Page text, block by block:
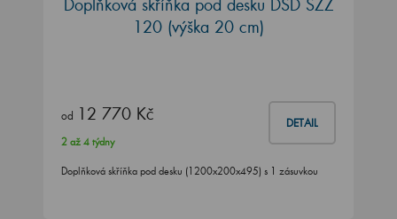
Doplňková skříňka pod desku DSD SZZ
120 (výška 20 cm)
od 12 770 Kč DETAIL
2 až 4 týdny
Doplňková skříňka pod desku (1200x200x495) s 1 zásuvkou